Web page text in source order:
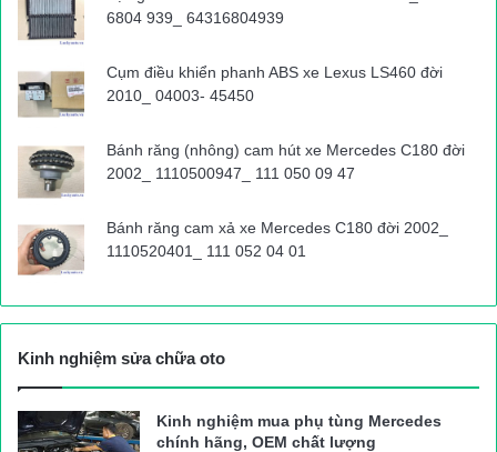
6804 939_ 64316804939
Cụm điều khiển phanh ABS xe Lexus LS460 đời
2010_ 04003- 45450
Bánh răng (nhông) cam hút xe Mercedes C180 đời
2002_ 1110500947_ 111 050 09 47
Bánh răng cam xả xe Mercedes C180 đời 2002_
1110520401_ 111 052 04 01
Kinh nghiệm sửa chữa oto
Kinh nghiệm mua phụ tùng Mercedes
chính hãng, OEM chất lượng